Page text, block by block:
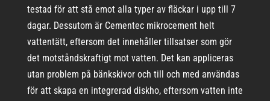
testad för att stå emot alla typer av fläckar i upp till 7
dagar. Dessutom är Cementec mikrocement helt
vattentätt, eftersom det innehåller tillsatser som gör
det motståndskraftigt mot vatten. Det kan appliceras
utan problem på bänkskivor och till och med användas
för att skapa en integrerad diskho, eftersom vatten inte